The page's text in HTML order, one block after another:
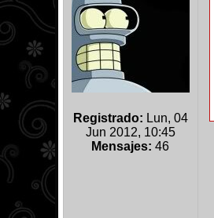
Registrado: Lun, 04
Jun 2012, 10:45
Mensajes: 46